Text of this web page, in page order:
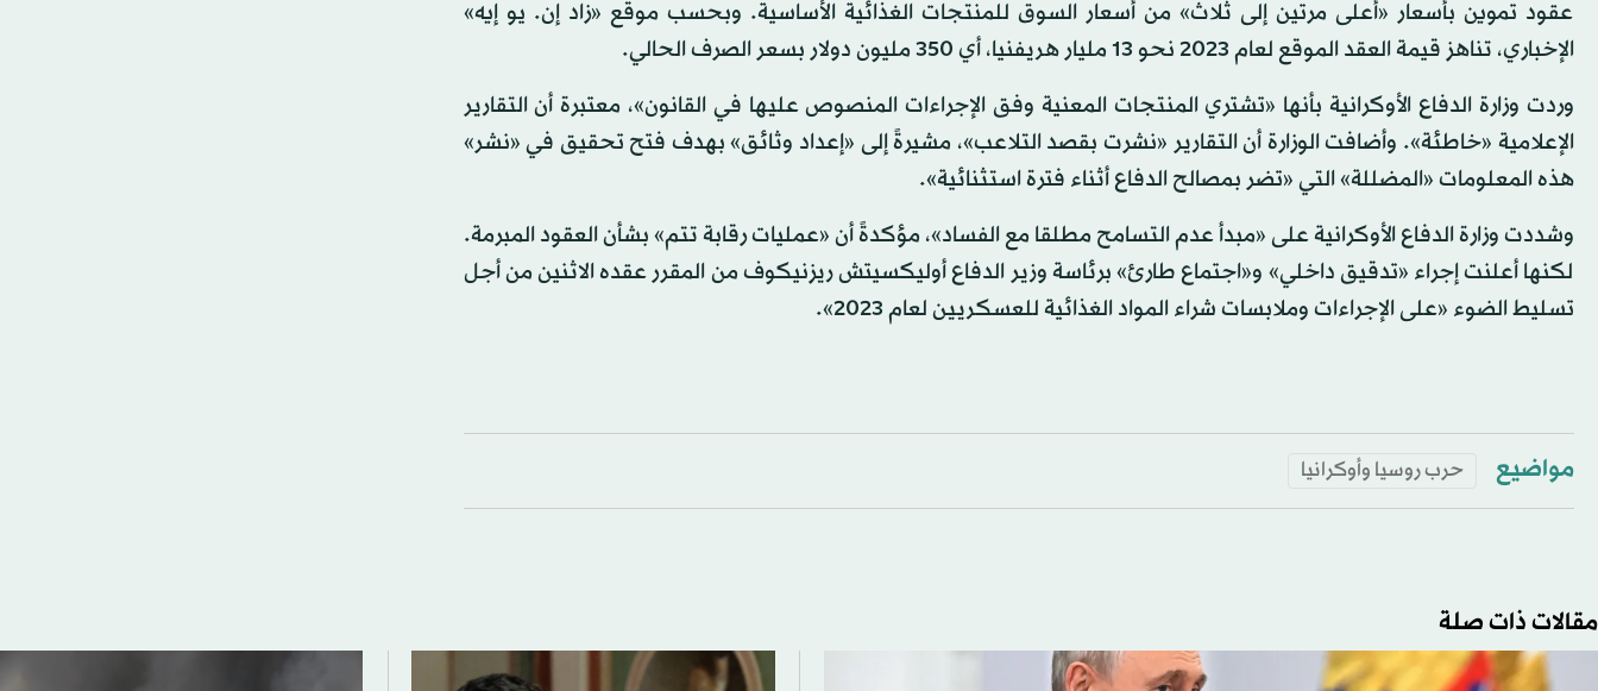
عقود تموين بأسعار «أعلى مرتين إلى ثلاث» من أسعار السوق للمنتجات الغذائية الأساسية. وبحسب موقع «زاد إن. يو إيه»
الإخباري، تناهز قيمة العقد الموقع لعام 2023 نحو 13 مليار هريفنيا، أي 350 مليون دولار بسعر الصرف الحالي.
وردت وزارة الدفاع الأوكرانية بأنها «تشتري المنتجات المعنية وفق الإجراءات المنصوص عليها في القانون»، معتبرة أن التقارير
الإعلامية «خاطئة». وأضافت الوزارة أن التقارير «نشرت بقصد التلاعب»، مشيرةً إلى «إعداد وثائق» بهدف فتح تحقيق في «نشر»
هذه المعلومات «المضللة» التي «تضر بمصالح الدفاع أثناء فترة استثنائية».
وشددت وزارة الدفاع الأوكرانية على «مبدأ عدم التسامح مطلقا مع الفساد»، مؤكدةً أن «عمليات رقابة تتم» بشأن العقود المبرمة.
لكنها أعلنت إجراء «تدقيق داخلي» و«اجتماع طارئ» برئاسة وزير الدفاع أوليكسيتش ريزنيكوف من المقرر عقده الاثنين من أجل
تسليط الضوء «على الإجراءات وملابسات شراء المواد الغذائية للعسكريين لعام 2023».
مواضيع حرب روسيا وأوكرانيا
مقالات ذات صلة